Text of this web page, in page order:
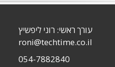
עורך ראשי: רוני ליפשיץ
roni@techtime.co.il
054-7882840